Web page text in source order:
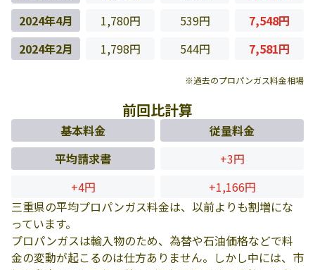
2024年4月
1,780円 539円
7,548円
2024年2月
1,798円 544円 7,581円
※過去のプロパンガス料金相場
前回比計算
基本料金
従量料金
平均請求書
+3円
+4円
+1,166円
三重県の平均プロパンガス料金は、以前よりも割増にな
っています。
プロパンガスは輸入物のため、為替や石油価格などで料
金の変動が起こるのは仕方ありません。しかし中には、市